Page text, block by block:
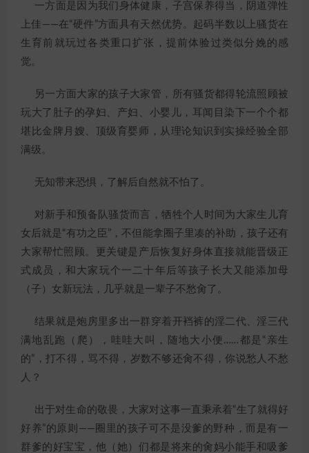
一方面是因为我们身体健康，子宫保养得当，阴道弹性
上佳——在“硬件”方面具有天然优势。起码半数以上骚货在
生育前就玩过各类重口扩张，提前体验过类似分娩的感
觉。
另一方面大家的孩子大家管，所有骚货都得轮流照顾被
玩大了肚子的孕妇、产妇、小婴儿，耳闻目染下一个个都
堪比金牌月嫂、顶级育婴师，从理论知识到实操经验全部
满级。
无知带来恐惧，了解后自然就不怕了。
对新手和预备队骚货而言，牺牲个人时间为大家生儿育
女后就是“有功之臣”，不但能拿圈子里凑的补助，孩子还有
大家帮忙照顾。更关键是产后恢复好身体直接就能晋级正
式成员，和大家玩个一二十年后等孩子长大又能添加母
（子）女新玩法，几乎就是一辈子不愁肏了。
结果就是炮房里多出一群穿着开裆裤的淫二代、淫三代
满地乱跑（爬），哇哇大叫，随地大小便……都是“亲生
的”，打不得，骂不得，岁数不够还肏不得，你说愁人不愁
人？
出于对生命的敬畏，大家对这事一直秉承着“生了就得好
好养”的原则——圈里的孩子可不是没爹的野种，而是有一
群爹的好宝宝，他（她）们都是将来的肏妈小能手和吸爹